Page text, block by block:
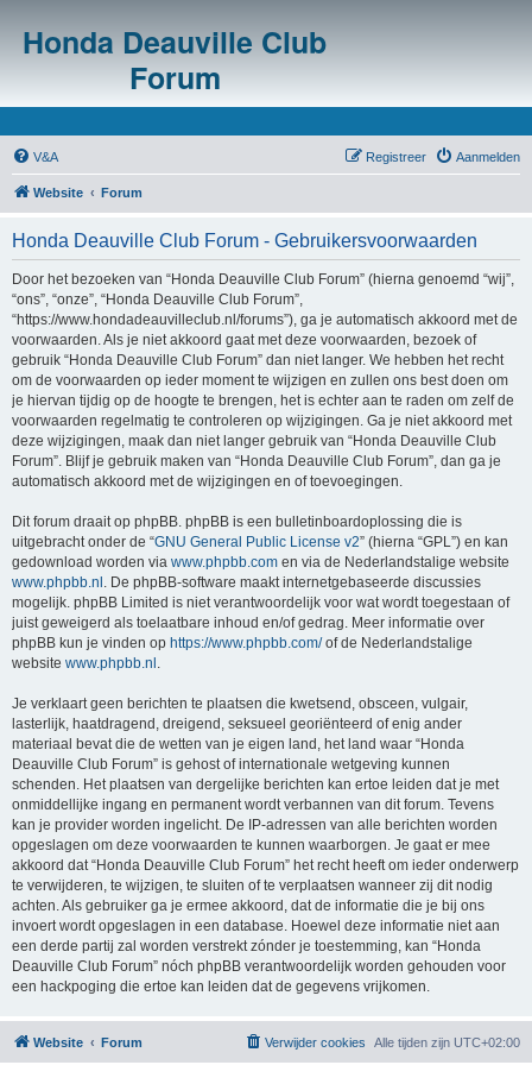
Honda Deauville Club
Forum
V&A Aanmelden
Registreer
Website Forum
Honda Deauville Club Forum - Gebruikersvoorwaarden
Door het bezoeken van “Honda Deauville Club Forum” (hierna genoemd “wij”,
“ons”, “onze”, “Honda Deauville Club Forum”,
“https://www.hondadeauvilleclub.nl/forums”), ga je automatisch akkoord met de
voorwaarden. Als je niet akkoord gaat met deze voorwaarden, bezoek of
gebruik “Honda Deauville Club Forum” dan niet langer. We hebben het recht
om de voorwaarden op ieder moment te wijzigen en zullen ons best doen om
je hiervan tijdig op de hoogte te brengen, het is echter aan te raden om zelf de
voorwaarden regelmatig te controleren op wijzigingen. Ga je niet akkoord met
deze wijzigingen, maak dan niet langer gebruik van “Honda Deauville Club
Forum”. Blijf je gebruik maken van “Honda Deauville Club Forum”, dan ga je
automatisch akkoord met de wijzigingen en of toevoegingen.
Dit forum draait op phpBB. phpBB is een bulletinboardoplossing die is
uitgebracht onder de “GNU General Public License v2” (hierna “GPL”) en kan
gedownload worden via www.phpbb.com en via de Nederlandstalige website
www.phpbb.nl . De phpBB-software maakt internetgebaseerde discussies
mogelijk. phpBB Limited is niet verantwoordelijk voor wat wordt toegestaan of
juist geweigerd als toelaatbare inhoud en/of gedrag. Meer informatie over
phpBB kun je vinden op https://www.phpbb.com/of de Nederlandstalige
website www.phpbb.nl .
Je verklaart geen berichten te plaatsen die kwetsend, obsceen, vulgair,
lasterlijk, haatdragend, dreigend, seksueel georiënteerd of enig ander
materiaal bevat die de wetten van je eigen land, het land waar “Honda
Deauville Club Forum” is gehost of internationale wetgeving kunnen
schenden. Het plaatsen van dergelijke berichten kan ertoe leiden dat je met
onmiddellijke ingang en permanent wordt verbannen van dit forum. Tevens
kan je provider worden ingelicht. De IP-adressen van alle berichten worden
opgeslagen om deze voorwaarden te kunnen waarborgen. Je gaat er mee
akkoord dat “Honda Deauville Club Forum” het recht heeft om ieder onderwerp
te verwijderen, te wijzigen, te sluiten of te verplaatsen wanneer zij dit nodig
achten. Als gebruiker ga je ermee akkoord, dat de informatie die je bij ons
invoert wordt opgeslagen in een database. Hoewel deze informatie niet aan
een derde partij zal worden verstrekt zónder je toestemming, kan “Honda
Deauville Club Forum” nóch phpBB verantwoordelijk worden gehouden voor
een hackpoging die ertoe kan leiden dat de gegevens vrijkomen.
Website Forum Alle tijden zijn UTC+02:00
Verwijder cookies